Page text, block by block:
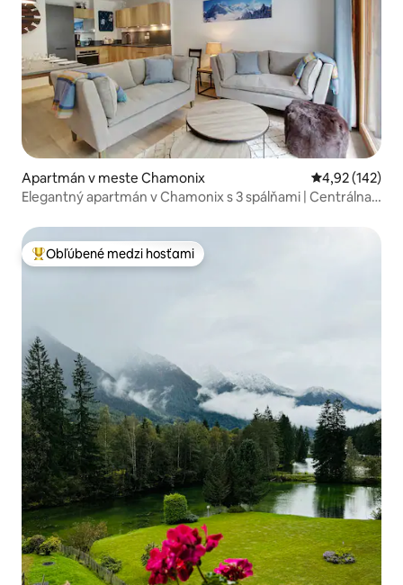
Apartmán v meste Chamonix Priemerné
4,92 (142)
Elegantný apartmán v Chamonix s 3 spálňami | Centrálna
Najobľúbenejšie medzi hosťami
Obľúbené medzi hosťami